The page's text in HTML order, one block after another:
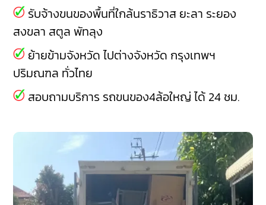
รับจ้างขนของพื้นที่ใกล้นราธิวาส ยะลา ระยอง
สงขลา สตูล พัทลุง
ย้ายข้ามจังหวัด ไปต่างจังหวัด กรุงเทพฯ
ปริมณฑล ทั่วไทย
สอบถามบริการ รถขนของ4ล้อใหญ่ ได้ 24 ชม.